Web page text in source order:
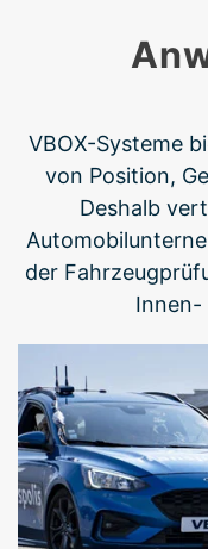
VBOX-Systeme
von Position,
Deshalb
der
Innen-